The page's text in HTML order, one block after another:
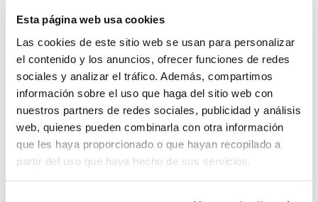
Esta página web usa cookies
Las cookies de este sitio web se usan para personalizar
el contenido y los anuncios, ofrecer funciones de redes
sociales y analizar el tráfico. Además, compartimos
información sobre el uso que haga del sitio web con
nuestros partners de redes sociales, publicidad y análisis
web, quienes pueden combinarla con otra información
que les haya proporcionado o que hayan recopilado a
partir del uso que haya hecho de sus servicios.
llevado a cabo en diferentes actos y sedes
laentrega de trofeos de las
competiciones Senior y Juniorde la
presente temporada.
Han recibido su trofeo los equipos
campeones y subcampeones de grupo de